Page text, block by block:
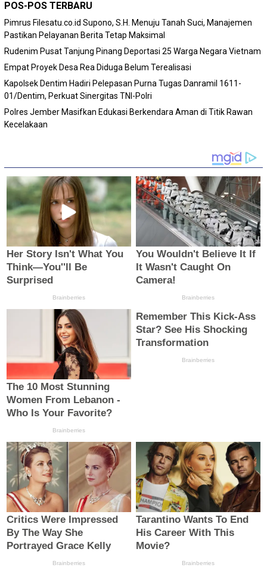
POS-POS TERBARU
Pimrus Filesatu.co.id Supono, S.H. Menuju Tanah Suci, Manajemen
Pastikan Pelayanan Berita Tetap Maksimal
Rudenim Pusat Tanjung Pinang Deportasi 25 Warga Negara Vietnam
Empat Proyek Desa Rea Diduga Belum Terealisasi
Kapolsek Dentim Hadiri Pelepasan Purna Tugas Danramil 1611-
01/Dentim, Perkuat Sinergitas TNI-Polri
Polres Jember Masifkan Edukasi Berkendara Aman di Titik Rawan
Kecelakaan